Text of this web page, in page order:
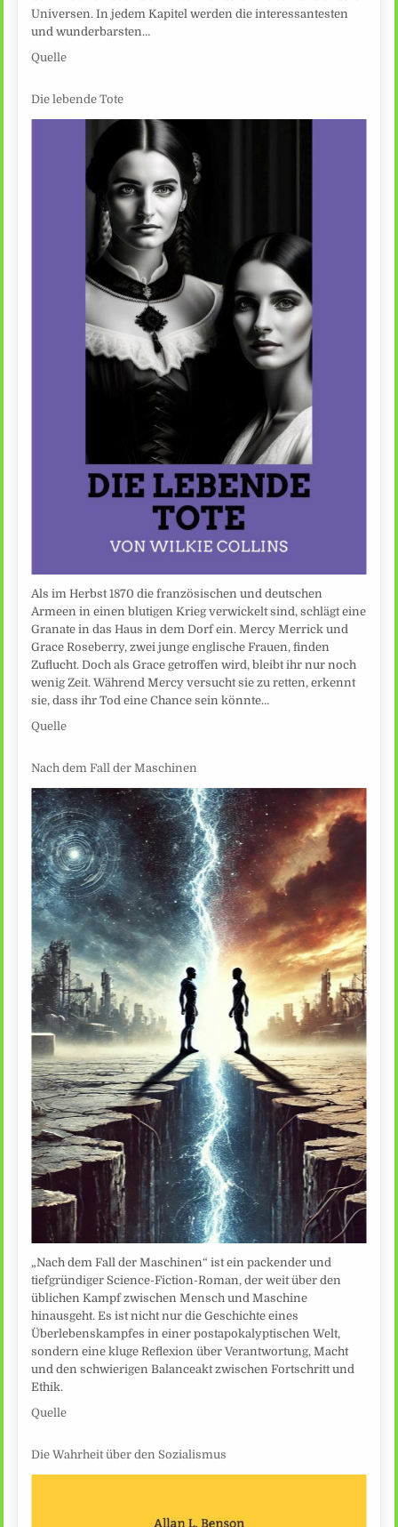
Universen. In jedem Kapitel werden die interessantesten
und wunderbarsten…
Quelle
Die lebende Tote
Als im Herbst 1870 die französischen und deutschen
Armeen in einen blutigen Krieg verwickelt sind, schlägt eine
Granate in das Haus in dem Dorf ein. Mercy Merrick und
Grace Roseberry, zwei junge englische Frauen, finden
Zuflucht. Doch als Grace getroffen wird, bleibt ihr nur noch
wenig Zeit. Während Mercy versucht sie zu retten, erkennt
sie, dass ihr Tod eine Chance sein könnte…
Quelle
Nach dem Fall der Maschinen
„Nach dem Fall der Maschinen“ ist ein packender und
tiefgründiger Science-Fiction-Roman, der weit über den
üblichen Kampf zwischen Mensch und Maschine
hinausgeht. Es ist nicht nur die Geschichte eines
Überlebenskampfes in einer postapokalyptischen Welt,
sondern eine kluge Reflexion über Verantwortung, Macht
und den schwierigen Balanceakt zwischen Fortschritt und
Ethik.
Quelle
Die Wahrheit über den Sozialismus